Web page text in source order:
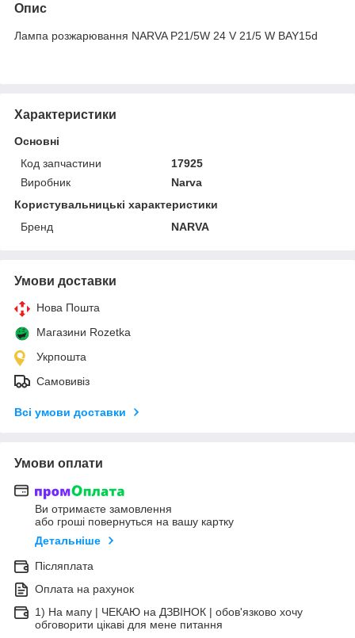
Опис
Лампа розжарювання NARVA P21/5W 24 V 21/5 W BAY15d
Характеристики
Основні
Код запчастини
17925
Виробник
Narva
Користувальницькі характеристики
Бренд
NARVA
Умови доставки
Нова Пошта
Магазини Rozetka
Укрпошта
Самовивіз
Всі умови доставки
Умови оплати
Ви отримаєте замовлення
або гроші повернуться на вашу картку
Детальніше
Післяплата
Оплата на рахунок
1) На мапу | ЧЕКАЮ на ДЗВІНОК | обов'язково хочу
обговорити цікаві для мене питання